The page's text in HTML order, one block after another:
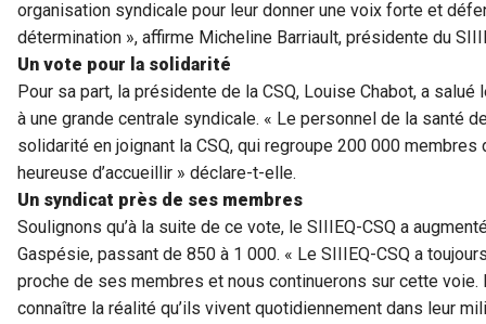
organisation syndicale pour leur donner une voix forte et
détermination », affirme Micheline Barriault, présidente du
Un vote pour la solidarité
Pour sa part, la présidente de la CSQ, Louise Chabot, a
à une grande centrale syndicale. « Le personnel de la santé
solidarité en joignant la CSQ, qui regroupe 200 000
heureuse d’accueillir » déclare-t-elle.
Un syndicat près de ses membres
Soulignons qu’à la suite de ce vote, le SIIIEQ-CSQ a
Gaspésie, passant de 850 à 1 000. « Le SIIIEQ-CSQ a
proche de ses membres et nous continuerons sur cette
connaître la réalité qu’ils vivent quotidiennement dans leur